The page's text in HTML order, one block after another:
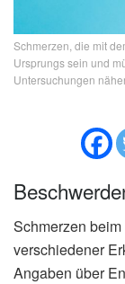
Schmerzen, die mit
Ursprungs sein und
Untersuchungen
Schmerzen
verschiedener
Angaben über